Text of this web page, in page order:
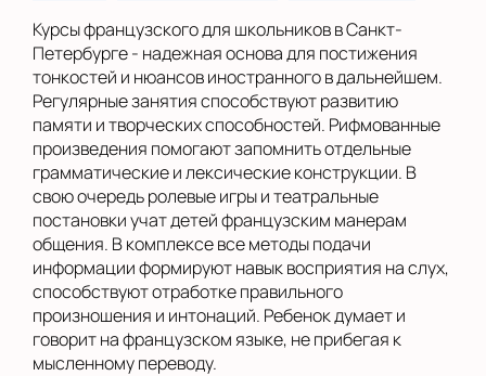
Курсы французского для школьников в Санкт-
Петербурге - надежная основа для постижения
тонкостей и нюансов иностранного в дальнейшем.
Регулярные занятия способствуют развитию
памяти и творческих способностей. Рифмованные
произведения помогают запомнить отдельные
грамматические и лексические конструкции. В
свою очередь ролевые игры и театральные
постановки учат детей французским манерам
общения. В комплексе все методы подачи
информации формируют навык восприятия на слух,
способствуют отработке правильного
произношения и интонаций. Ребенок думает и
говорит на французском языке, не прибегая к
мысленному переводу.